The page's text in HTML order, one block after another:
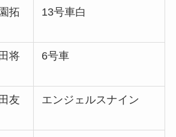
拓
13号車白
将
6号車
友
エンジェルスナイン